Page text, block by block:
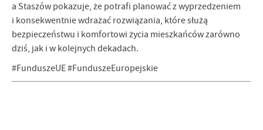
a Staszów pokazuje, że potrafi planować z wyprzedzeniem
i konsekwentnie wdrażać rozwiązania, które służą
bezpieczeństwu i komfortowi życia mieszkańców zarówno
dziś, jak i w kolejnych dekadach.
#FunduszeUE #FunduszeEuropejskie